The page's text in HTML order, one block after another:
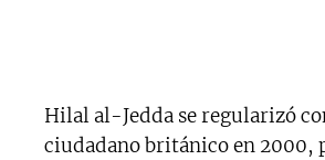
Hilal al-Jedda se regularizó
ciudadano británico en 2000,